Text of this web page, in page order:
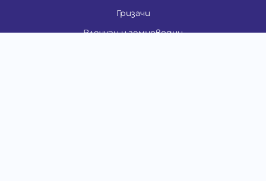
Гризачи
Влечуги и земноводни